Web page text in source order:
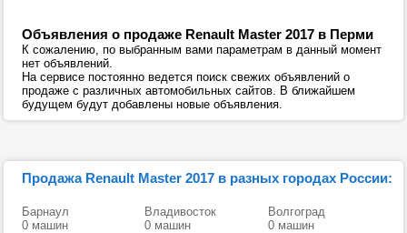
Объявления о продаже Renault Master 2017 в Перми
К сожалению, по выбранным вами параметрам в данный момент
нет объявлений.
На сервисе постоянно ведется поиск свежих объявлений о
продаже с различных автомобильных сайтов. В ближайшем
будущем будут добавлены новые объявления.
Продажа Renault Master 2017 в разных городах России:
Барнаул
0 машин
Владивосток
0 машин
Волгоград
0 машин